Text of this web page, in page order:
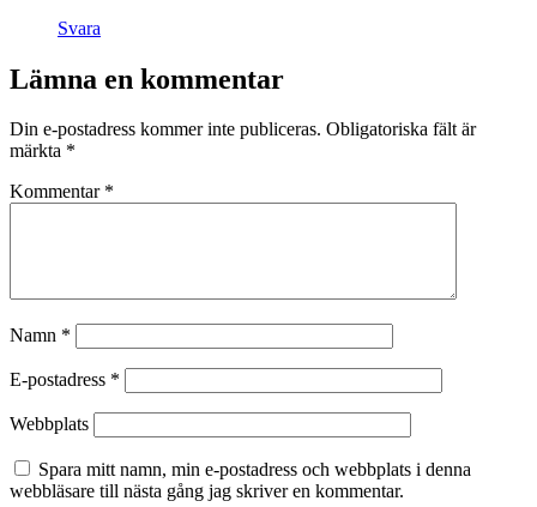
Svara
Lämna en kommentar
Din e-postadress kommer inte publiceras. Obligatoriska fält är
märkta *
Kommentar *
Namn *
E-postadress *
Webbplats
Spara mitt namn, min e-postadress och webbplats i denna
webbläsare till nästa gång jag skriver en kommentar.